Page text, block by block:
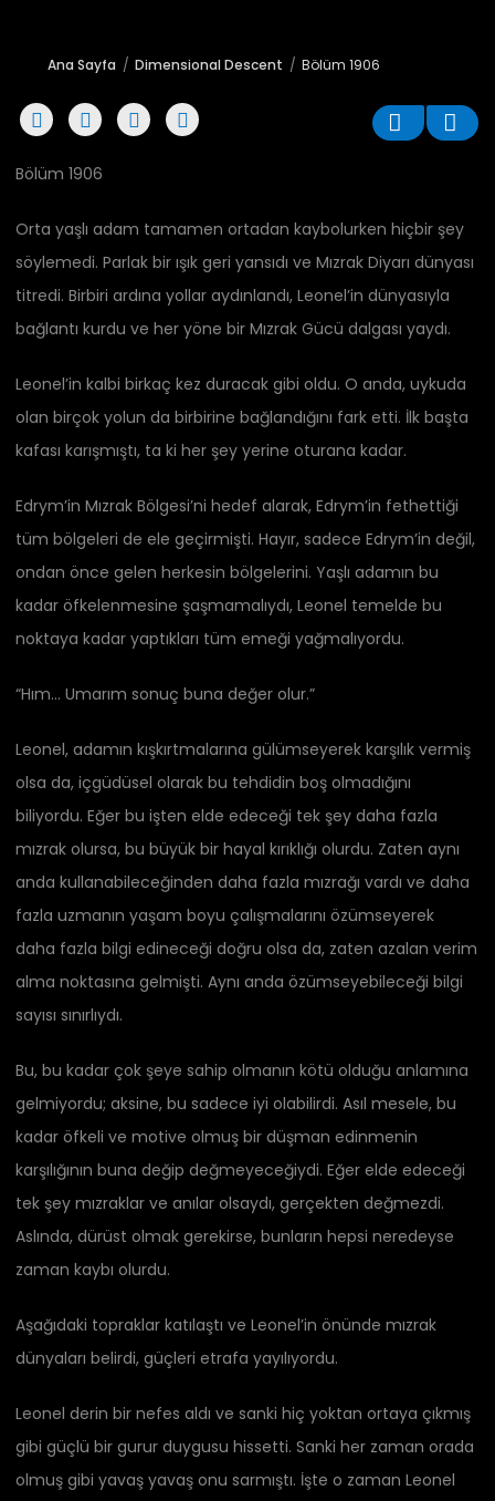
Ana Sayfa Dimensional Descent Bölüm 1906
Bölüm 1906
Orta yaşlı adam tamamen ortadan kaybolurken hiçbir şey
söylemedi. Parlak bir ışık geri yansıdı ve Mızrak Diyarı dünyası
titredi. Birbiri ardına yollar aydınlandı, Leonel’in dünyasıyla
bağlantı kurdu ve her yöne bir Mızrak Gücü dalgası yaydı.
Leonel’in kalbi birkaç kez duracak gibi oldu. O anda, uykuda
olan birçok yolun da birbirine bağlandığını fark etti. İlk başta
kafası karışmıştı, ta ki her şey yerine oturana kadar.
Edrym’in Mızrak Bölgesi’ni hedef alarak, Edrym’in fethettiği
tüm bölgeleri de ele geçirmişti. Hayır, sadece Edrym’in değil,
ondan önce gelen herkesin bölgelerini. Yaşlı adamın bu
kadar öfkelenmesine şaşmamalıydı, Leonel temelde bu
noktaya kadar yaptıkları tüm emeği yağmalıyordu.
“Hım… Umarım sonuç buna değer olur.”
Leonel, adamın kışkırtmalarına gülümseyerek karşılık vermiş
olsa da, içgüdüsel olarak bu tehdidin boş olmadığını
biliyordu. Eğer bu işten elde edeceği tek şey daha fazla
mızrak olursa, bu büyük bir hayal kırıklığı olurdu. Zaten aynı
anda kullanabileceğinden daha fazla mızrağı vardı ve daha
fazla uzmanın yaşam boyu çalışmalarını özümseyerek
daha fazla bilgi edineceği doğru olsa da, zaten azalan verim
alma noktasına gelmişti. Aynı anda özümseyebileceği bilgi
sayısı sınırlıydı.
Bu, bu kadar çok şeye sahip olmanın kötü olduğu anlamına
gelmiyordu; aksine, bu sadece iyi olabilirdi. Asıl mesele, bu
kadar öfkeli ve motive olmuş bir düşman edinmenin
karşılığının buna değip değmeyeceğiydi. Eğer elde edeceği
tek şey mızraklar ve anılar olsaydı, gerçekten değmezdi.
Aslında, dürüst olmak gerekirse, bunların hepsi neredeyse
zaman kaybı olurdu.
Aşağıdaki topraklar katılaştı ve Leonel’in önünde mızrak
dünyaları belirdi, güçleri etrafa yayılıyordu.
Leonel derin bir nefes aldı ve sanki hiç yoktan ortaya çıkmış
gibi güçlü bir gurur duygusu hissetti. Sanki her zaman orada
olmuş gibi yavaş yavaş onu sarmıştı. İşte o zaman Leonel